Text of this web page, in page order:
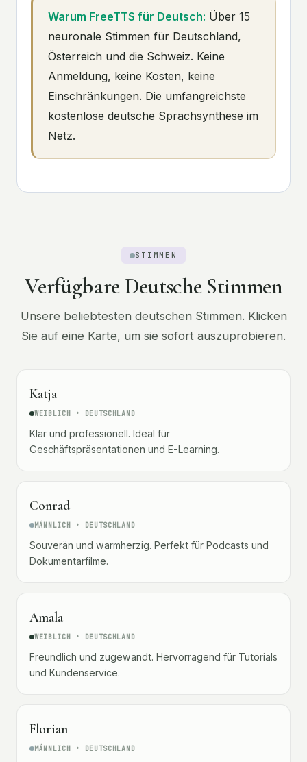
Warum FreeTTS für Deutsch: Über 15
neuronale Stimmen für Deutschland,
Österreich und die Schweiz. Keine
Anmeldung, keine Kosten, keine
Einschränkungen. Die umfangreichste
kostenlose deutsche Sprachsynthese im
Netz.
STIMMEN
Verfügbare Deutsche Stimmen
Unsere beliebtesten deutschen Stimmen. Klicken
Sie auf eine Karte, um sie sofort auszuprobieren.
Katja
WEIBLICH • DEUTSCHLAND
Klar und professionell. Ideal für
Geschäftspräsentationen und E-Learning.
Conrad
MÄNNLICH • DEUTSCHLAND
Souverän und warmherzig. Perfekt für Podcasts und
Dokumentarfilme.
Amala
WEIBLICH • DEUTSCHLAND
Freundlich und zugewandt. Hervorragend für Tutorials
und Kundenservice.
Florian
MÄNNLICH • DEUTSCHLAND